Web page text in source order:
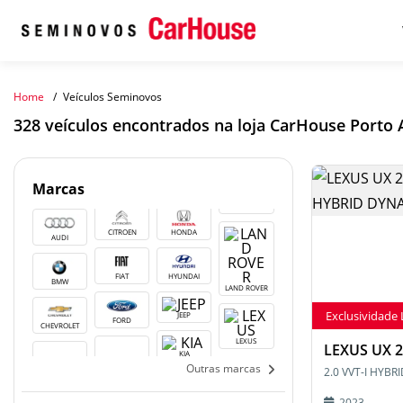
Home Veículos Seminovos
Marcas
AUDI
BMW
CHEVROLET
CITROEN
FIAT
FORD
HONDA
HYUNDAI
JEEP
KIA
LAND ROVER
LEXUS
Outras marcas
Exclusividade
LEXUS UX
2.0 VVT-I